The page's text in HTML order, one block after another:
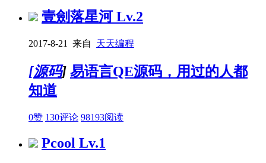
壹劍落星河Lv.2
2017-8-21 来自 天天编程
[源码] 易语言QE源码，用过的人都
知道
0赞 130评论 98193阅读
Pcool Lv.1